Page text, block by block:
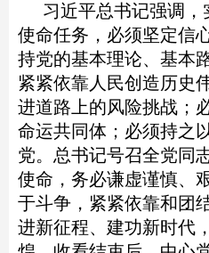
习近平总书记强调
使命任务，必须坚定信
持党的基本理论、基本
紧紧依靠人民创造历史
进道路上的风险挑战；
命运共同体；必须持之
党。总书记号召全党同
使命，务必谦虚谨慎、
于斗争，紧紧依靠和团
进新征程、建功新时代